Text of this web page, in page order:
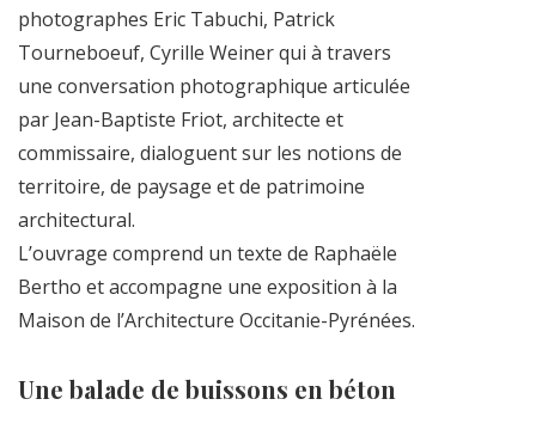
photographes Eric Tabuchi, Patrick
Tourneboeuf, Cyrille Weiner qui à travers
une conversation photographique articulée
par Jean-Baptiste Friot, architecte et
commissaire, dialoguent sur les notions de
territoire, de paysage et de patrimoine
architectural.
L’ouvrage comprend un texte de Raphaële
Bertho et accompagne une exposition à la
Maison de l’Architecture Occitanie-Pyrénées.
Une balade de buissons en béton